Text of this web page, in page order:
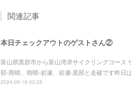
関連記事
本日チェックアウトのゲストさん②
富山県黒部市から富山湾岸サイクリングコース
部-雨晴、雨晴-岩瀬、岩瀬-黒部と走破です昨日
2024.09.16 03:25